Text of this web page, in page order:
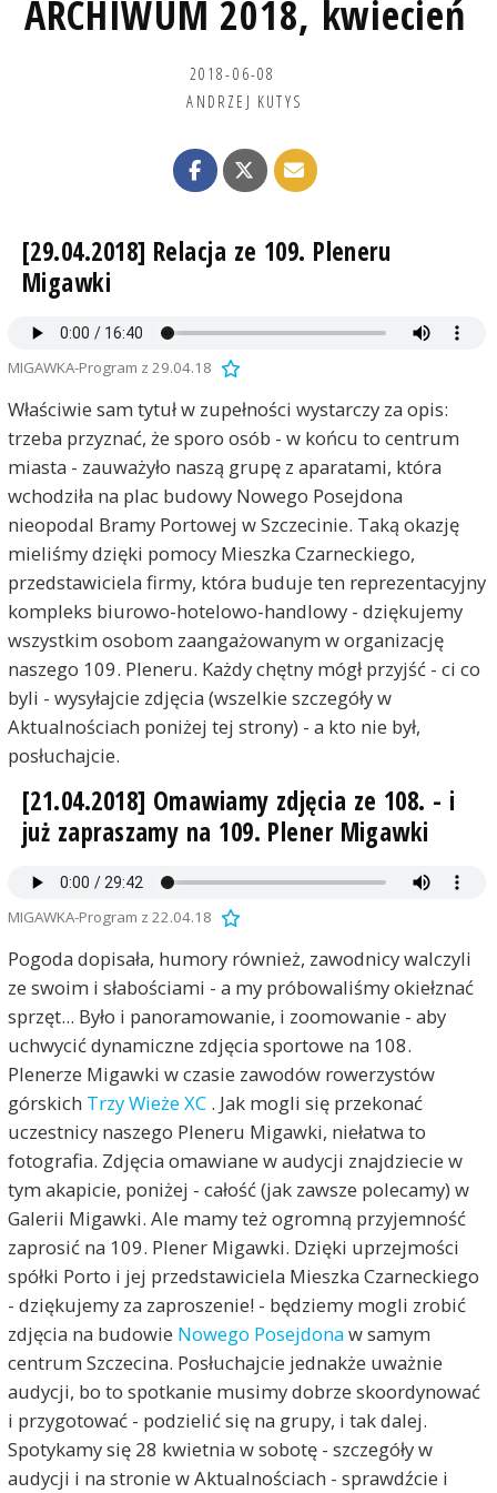
ARCHIWUM 2018, kwiecień
2018-06-08
ANDRZEJ KUTYS
[29.04.2018] Relacja ze 109. Pleneru
Migawki
MIGAWKA-Program z 29.04.18
Właściwie sam tytuł w zupełności wystarczy za opis:
trzeba przyznać, że sporo osób - w końcu to centrum
miasta - zauważyło naszą grupę z aparatami, która
wchodziła na plac budowy Nowego Posejdona
nieopodal Bramy Portowej w Szczecinie. Taką okazję
mieliśmy dzięki pomocy Mieszka Czarneckiego,
przedstawiciela firmy, która buduje ten reprezentacyjny
kompleks biurowo-hotelowo-handlowy - dziękujemy
wszystkim osobom zaangażowanym w organizację
naszego 109. Pleneru. Każdy chętny mógł przyjść - ci co
byli - wysyłajcie zdjęcia (wszelkie szczegóły w
Aktualnościach poniżej tej strony) - a kto nie był,
posłuchajcie.
[21.04.2018] Omawiamy zdjęcia ze 108. - i
już zapraszamy na 109. Plener Migawki
MIGAWKA-Program z 22.04.18
Pogoda dopisała, humory również, zawodnicy walczyli
ze swoim i słabościami - a my próbowaliśmy okiełznać
sprzęt... Było i panoramowanie, i zoomowanie - aby
uchwycić dynamiczne zdjęcia sportowe na 108.
Plenerze Migawki w czasie zawodów rowerzystów
górskich Trzy Wieże XC. Jak mogli się przekonać
uczestnicy naszego Pleneru Migawki, niełatwa to
fotografia. Zdjęcia omawiane w audycji znajdziecie w
tym akapicie, poniżej - całość (jak zawsze polecamy) w
Galerii Migawki. Ale mamy też ogromną przyjemność
zaprosić na 109. Plener Migawki. Dzięki uprzejmości
spółki Porto i jej przedstawiciela Mieszka Czarneckiego
- dziękujemy za zaproszenie! - będziemy mogli zrobić
zdjęcia na budowie Nowego Posejdonaw samym
centrum Szczecina. Posłuchajcie jednakże uważnie
audycji, bo to spotkanie musimy dobrze skoordynować
i przygotować - podzielić się na grupy, i tak dalej.
Spotykamy się 28 kwietnia w sobotę - szczegóły w
audycji i na stronie w Aktualnościach - sprawdźcie i